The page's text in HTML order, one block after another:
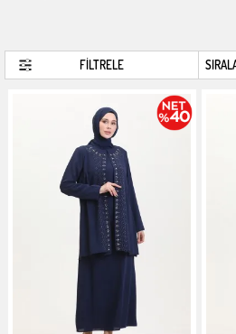
FİLTRELE